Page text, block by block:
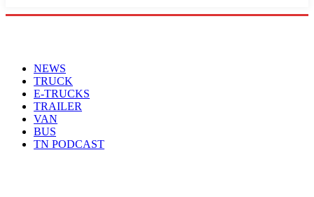
NEWS
TRUCK
E-TRUCKS
TRAILER
VAN
BUS
TN PODCAST